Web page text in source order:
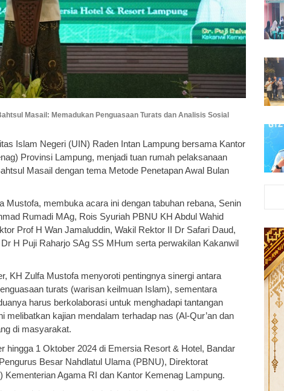
Masail: Memadukan Penguasaan Turats dan Analisis Sosial
Islam Negeri (UIN) Raden Intan Lampung bersama Kantor
Provinsi Lampung, menjadi tuan rumah pelaksanaan
Masail dengan tema Metode Penetapan Awal Bulan
membuka acara ini dengan tabuhan rebana, Senin
Rumadi MAg, Rois Syuriah PBNU KH Abdul Wahid
Prof H Wan Jamaluddin, Wakil Rektor II Dr Safari Daud,
H Puji Raharjo SAg SS MHum serta perwakilan Kakanwil
KH Zulfa Mustofa menyoroti pentingnya sinergi antara
turats (warisan keilmuan Islam), sementara
harus berkolaborasi untuk menghadapi tantangan
melibatkan kajian mendalam terhadap nas (Al-Qur’an dan
di masyarakat.
hingga 1 Oktober 2024 di Emersia Resort & Hotel, Bandar
Besar Nahdlatul Ulama (PBNU), Direktorat
Agama RI dan Kantor Kemenag Lampung.